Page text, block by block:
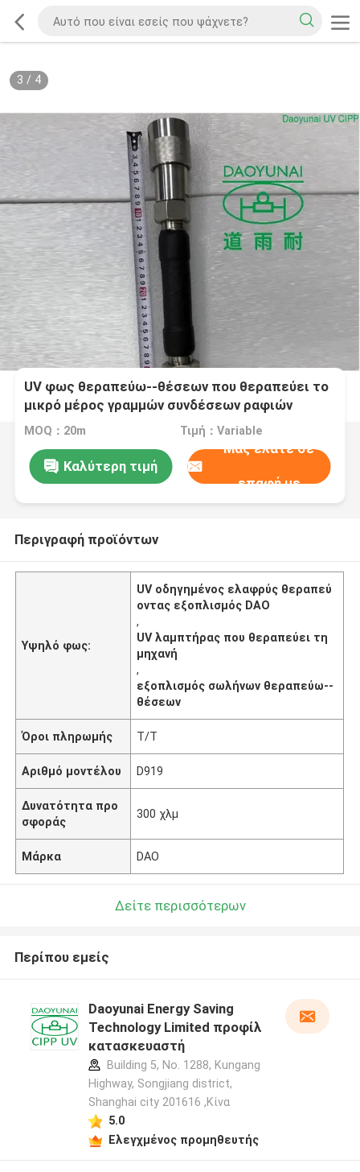
Αφήστε ένα μήνυμα
We bellen je snel terug!
3 / 4
UV φως θεραπεύω--θέσεων που θεραπεύει το
μικρό μέρος γραμμών συνδέσεων ραφιών
λαμπτήρων προβολέων μηχανών εξοπλισμού
MOQ：20m Τιμή：Variable
Καλύτερη τιμή
Μας ελάτε σε
επαφή με
Περιγραφή προϊόντων
Υψηλό φως:
UV οδηγημένος ελαφρύς θεραπεύ
οντας εξοπλισμός DAO
,
UV λαμπτήρας που θεραπεύει τη
μηχανή
,
εξοπλισμός σωλήνων θεραπεύω--
θέσεων
Όροι πληρωμής T/T
Αριθμό μοντέλου D919
Δυνατότητα προ
σφοράς
300 χλμ
Μάρκα DAO
Δείτε περισσότερων
Περίπου εμείς
Daoyunai Energy Saving
Technology Limited προφίλ
κατασκευαστή
Building 5, No. 1288, Kungang
Highway, Songjiang district,
Shanghai city 201616 ,Κίνα
5.0
Ελεγχμένος προμηθευτής